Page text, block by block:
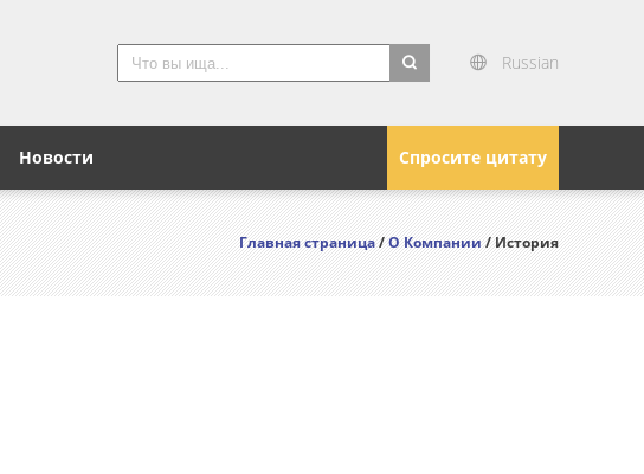
Russian
Спросите цитату
Новости
Главная страница/О Компании/ История